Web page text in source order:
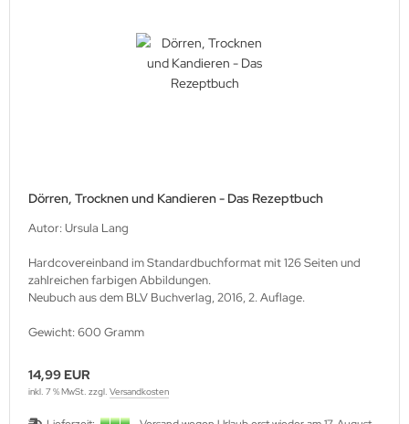
Dörren, Trocknen und Kandieren - Das Rezeptbuch
Autor: Ursula Lang
Hardcovereinband im Standardbuchformat mit 126 Seiten und
zahlreichen farbigen Abbildungen.
Neubuch aus dem BLV Buchverlag, 2016, 2. Auflage.
Gewicht: 600 Gramm
14,99 EUR
inkl. 7 % MwSt. zzgl. Versandkosten